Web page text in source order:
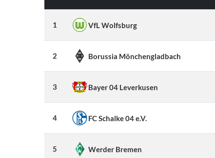
1 VfL Wolfsburg
2 Borussia Mönchengladbach
3 Bayer 04 Leverkusen
4 FC Schalke 04 e.V.
5 Werder Bremen